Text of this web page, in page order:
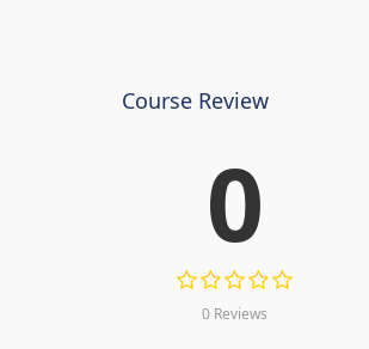
Course Review
0
0 Reviews